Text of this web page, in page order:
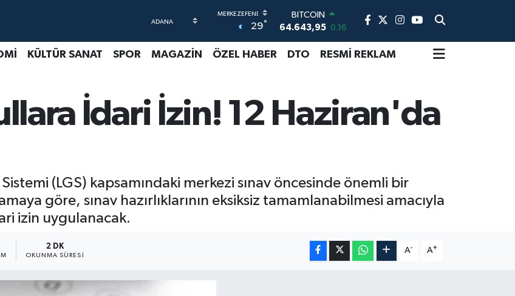
29°
BITCOIN
64.643,95
0.16
64,2398
0.2
GRAM ALTIN
6500.87 0.12
KÜLTÜR SANAT SPOR MAGAZİN ÖZEL HABER DTO RESMİ REKLAM
İdari İzin! 12 Haziran'da
(LGS) kapsamındaki merkezi sınav öncesinde önemli bir
göre, sınav hazırlıklarının eksiksiz tamamlanabilmesi amacıyla
izin uygulanacak.
2 DK
OKUNMA SÜRESI
A- A+